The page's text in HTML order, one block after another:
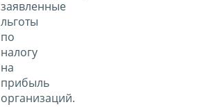
заявленные
льготы
по
налогу
на
прибыль
организаций.